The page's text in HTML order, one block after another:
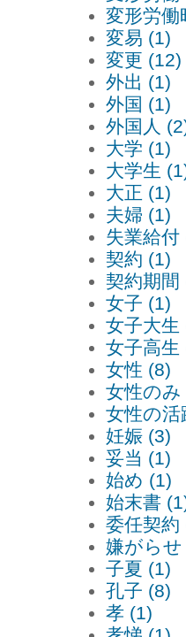
変形労働
変易 (1)
変更 (12)
外出 (1)
外国 (1)
外国人
大学 (1)
大学生
大正 (1)
夫婦 (1)
失業給付
契約 (1)
契約期間
女子 (1)
女子大生
女子高生
女性 (8)
女性のみ
女性の活
妊娠 (3)
妥当 (1)
始め (1)
始末書
委任契約
嫌がらせ
子夏 (1)
孔子 (8)
孝 (1)